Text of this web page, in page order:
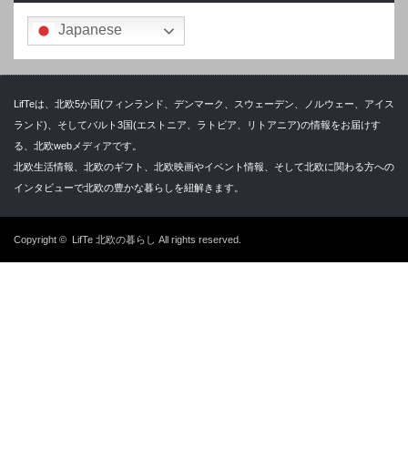
Japanese
LifTeは、北欧5か国(フィンランド、デンマーク、スウェーデン、ノルウェー、アイス
ランド)、そしてバルト3国(エストニア、ラトビア、リトアニア)の情報をお届けす
る、北欧webメディアです。
北欧生活情報、北欧のギフト、北欧映画やイベント情報、そして北欧に関わる方への
インタビューで北欧の豊かな暮らしを紐解きます。
Copyright © LifTe 北欧の暮らし All rights reserved.